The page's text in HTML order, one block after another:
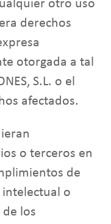
otro uso
derechos
otorgada a tal
S.L. o el
afectados.
o terceros en
de
o
los